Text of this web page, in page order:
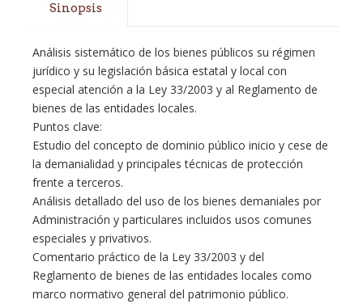
Sinopsis
Análisis sistemático de los bienes públicos su régimen
jurídico y su legislación básica estatal y local con
especial atención a la Ley 33/2003 y al Reglamento de
bienes de las entidades locales.
Puntos clave:
Estudio del concepto de dominio público inicio y cese de
la demanialidad y principales técnicas de protección
frente a terceros.
Análisis detallado del uso de los bienes demaniales por
Administración y particulares incluidos usos comunes
especiales y privativos.
Comentario práctico de la Ley 33/2003 y del
Reglamento de bienes de las entidades locales como
marco normativo general del patrimonio público.